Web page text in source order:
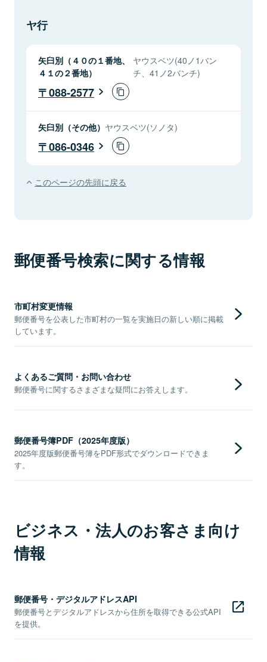
ヤ行
矢臼別（４０の１番地、
４１の２番地）
ヤウスベツ(40ノ1バン
チ、41ノ2バンチ)
088-2577
矢臼別（その他） ヤウスベツ(ソノタ)
086-0346
このページの先頭に戻る
郵便番号検索に関する情報
市町村変更情報
郵便番号を公表した市町村の一覧を実施日の新しい順に掲載
しています。
よくあるご質問・お問い合わせ
郵便番号に関するさまざまな疑問にお答えします。
郵便番号簿PDF（2025年度版）
2025年度版郵便番号簿をPDF形式でダウンロードできま
す。
ビジネス・法人のお客さま向け
情報
郵便番号・デジタルアドレスAPI
郵便番号とデジタルアドレスから住所を取得できる公式API
を提供。